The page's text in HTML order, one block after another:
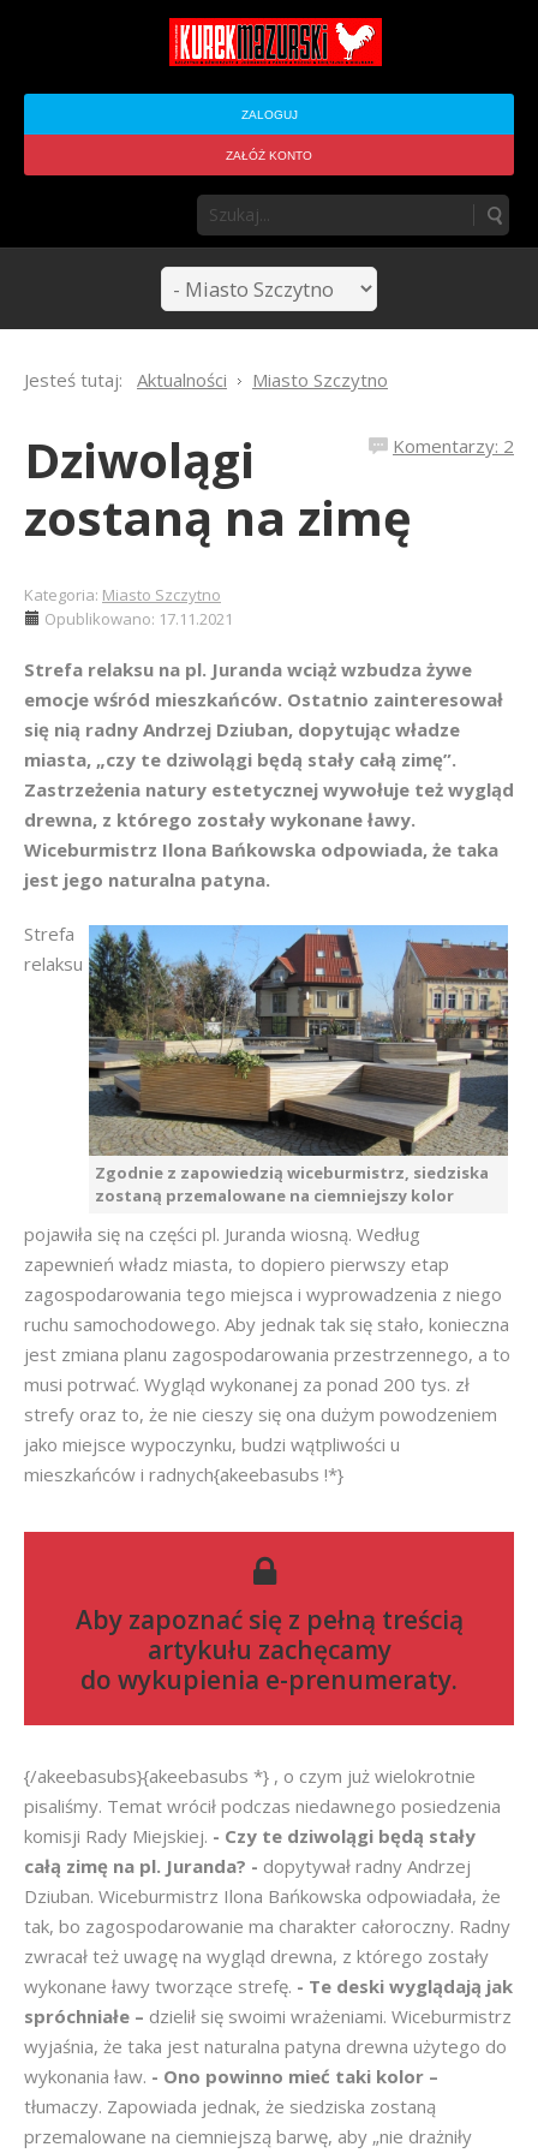
ZALOGUJ
ZAŁÓŻ KONTO
Jesteś tutaj: Aktualności Miasto Szczytno
Komentarzy: 2
Dziwolągi
zostaną na zimę
Kategoria: Miasto Szczytno
Opublikowano: 17.11.2021
Strefa relaksu na pl. Juranda wciąż wzbudza żywe
emocje wśród mieszkańców. Ostatnio zainteresował
się nią radny Andrzej Dziuban, dopytując władze
miasta, „czy te dziwolągi będą stały całą zimę”.
Zastrzeżenia natury estetycznej wywołuje też wygląd
drewna, z którego zostały wykonane ławy.
Wiceburmistrz Ilona Bańkowska odpowiada, że taka
jest jego naturalna patyna.
Zgodnie z zapowiedzią wiceburmistrz, siedziska
zostaną przemalowane na ciemniejszy kolor
Strefa
relaksu
pojawiła się na części pl. Juranda wiosną. Według
zapewnień władz miasta, to dopiero pierwszy etap
zagospodarowania tego miejsca i wyprowadzenia z niego
ruchu samochodowego. Aby jednak tak się stało, konieczna
jest zmiana planu zagospodarowania przestrzennego, a to
musi potrwać. Wygląd wykonanej za ponad 200 tys. zł
strefy oraz to, że nie cieszy się ona dużym powodzeniem
jako miejsce wypoczynku, budzi wątpliwości u
mieszkańców i radnych{akeebasubs !*}
Aby zapoznać się z pełną treścią
artykułu zachęcamy
do wykupienia e-prenumeraty.
{/akeebasubs}{akeebasubs *} , o czym już wielokrotnie
pisaliśmy. Temat wrócił podczas niedawnego posiedzenia
komisji Rady Miejskiej. - Czy te dziwolągi będą stały
całą zimę na pl. Juranda? - dopytywał radny Andrzej
Dziuban. Wiceburmistrz Ilona Bańkowska odpowiadała, że
tak, bo zagospodarowanie ma charakter całoroczny. Radny
zwracał też uwagę na wygląd drewna, z którego zostały
wykonane ławy tworzące strefę. - Te deski wyglądają jak
spróchniałe – dzielił się swoimi wrażeniami. Wiceburmistrz
wyjaśnia, że taka jest naturalna patyna drewna użytego do
wykonania ław. - Ono powinno mieć taki kolor –
tłumaczy. Zapowiada jednak, że siedziska zostaną
przemalowane na ciemniejszą barwę, aby „nie drażniły